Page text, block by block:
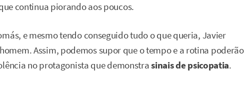
continua piorando aos poucos.
e mesmo tendo conseguido tudo o que queria, Javier
Assim, podemos supor que o tempo e a rotina poderão
no protagonista que demonstrasinais de psicopatia.